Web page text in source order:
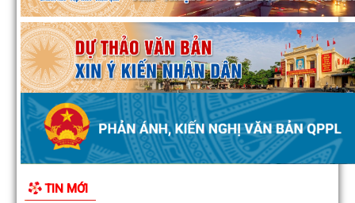
TIN MỚI
Bàn giao mốc giải phóng mặt bằng Dự án phát triển thành phố
Phòng thích ứng với biến đổi khí...
Đồng chí Chủ tịch UBND phường Đông Hải dự sinh hoạt Chi bộ Tổ
phố Đoạn Xá 1
Quyết định số 1163/QĐ-UBND ngày 04/8/2026 của UBND
Đông Hải về việc công bố Người phát ngôn...
Đông Hải